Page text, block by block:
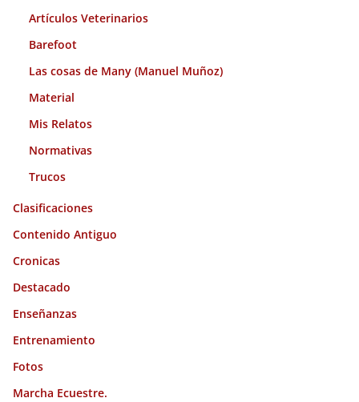
Artículos Veterinarios
Barefoot
Las cosas de Many (Manuel Muñoz)
Material
Mis Relatos
Normativas
Trucos
Clasificaciones
Contenido Antiguo
Cronicas
Destacado
Enseñanzas
Entrenamiento
Fotos
Marcha Ecuestre.